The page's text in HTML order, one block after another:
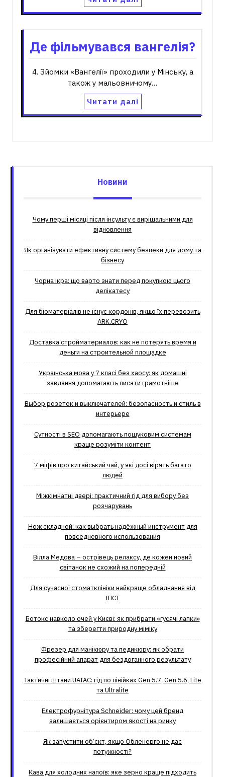
Де фільмувався вангелія?
4. Зйомки «Вангелії» проходили у Мінську, а
також у мальовничому…
Читати далі
Новини
Чому перші місяці після інсульту є вирішальними для
відновлення
Як організувати ефективну систему безпеки для дому та
бізнесу
Чорна ікра: що варто знати перед покупкою цього
делікатесу
Для біоматеріалів не існує кордонів, якщо їх перевозить
ARK.CRYO
Доставка стройматериалов: как не потерять время и
деньги на строительной площадке
Українська мова у 7 класі без хаосу: як домашні
завдання допомагають писати грамотніше
Выбор розеток и выключателей: безопасность и стиль в
интерьере
Сутності в SEO допомагають пошуковим системам
краще розуміти контент
7 міфів про китайський чай, у які досі вірять багато
людей
Міжкімнатні двері: практичний гід для вибору без
розчарувань
Нож складной: как выбрать надёжный инструмент для
повседневного использования
Вілла Медова – острівець релаксу, де кожен новий
світанок не схожий на попередній
Для сучасної стоматклініки найкраще обладнання від
ІПСТ
Ботокс навколо очей у Києві: як прибрати «гусячі лапки»
та зберегти природну міміку
Фрезер для манікюру та педикюру: як обрати
професійний апарат для бездоганного результату
Тактичні штани UATAC: гід по лінійках Gen 5.7, Gen 5.6, Lite
та Ultralite
Електрофурнітура Schneider: чому цей бренд
залишається орієнтиром якості на ринку
Як запустити об’єкт, якщо Обленерго не дає
потужності?
Кава для холодних напоїв: яке зерно краще підходить